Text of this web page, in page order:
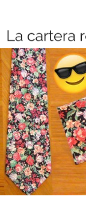
contenido